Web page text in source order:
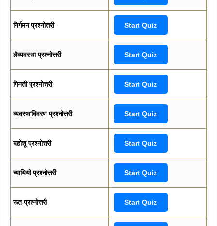
निर्गमन प्रश्नोत्तरी Start Quiz
लैव्यवस्था प्रश्नोत्तरी Start Quiz
गिनती प्रश्नोत्तरी Start Quiz
व्यवस्थाविवरण प्रश्नोत्तरी Start Quiz
यहोशू प्रश्नोत्तरी Start Quiz
न्यायियों प्रश्नोत्तरी Start Quiz
रूत प्रश्नोत्तरी Start Quiz